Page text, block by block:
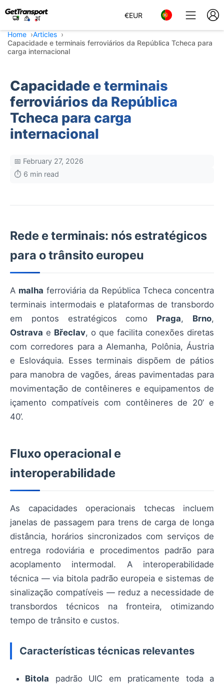
€EUR
Home
Articles
Capacidade e terminais ferroviários da República Tcheca para
carga internacional
Capacidade e terminais
ferroviários da República
Tcheca para carga
internacional
📅 February 27, 2026
⏱️ 6 min read
Rede e terminais: nós estratégicos
para o trânsito europeu
A malha ferroviária da República Tcheca concentra
terminais intermodais e plataformas de transbordo
em pontos estratégicos como Praga, Brno,
Ostrava e Břeclav, o que facilita conexões diretas
com corredores para a Alemanha, Polônia, Áustria
e Eslováquia. Esses terminais dispõem de pátios
para manobra de vagões, áreas pavimentadas para
movimentação de contêineres e equipamentos de
içamento compatíveis com contêineres de 20’ e
40’.
Fluxo operacional e
interoperabilidade
As capacidades operacionais tchecas incluem
janelas de passagem para trens de carga de longa
distância, horários sincronizados com serviços de
entrega rodoviária e procedimentos padrão para
acoplamento intermodal. A interoperabilidade
técnica — via bitola padrão europeia e sistemas de
sinalização compatíveis — reduz a necessidade de
transbordos técnicos na fronteira, otimizando
tempo de trânsito e custos.
Características técnicas relevantes
Bitola padrão UIC em praticamente toda a